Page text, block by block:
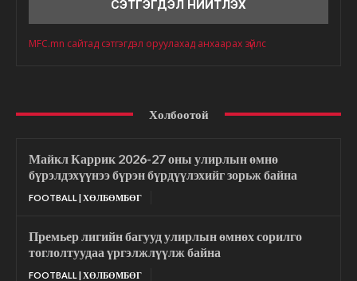
MFC.mn сайтад сэтгэгдэл оруулахад анхаарах зүйлс
Холбоотой
Майкл Каррик 2026-27 оны улирлын өмнө
бүрэлдэхүүнээ бүрэн бүрдүүлэхийг зорьж байна
FOOTBALL | ХӨЛБӨМБӨГ
Премьер лигийн багууд улирлын өмнөх сорилго
тоглолтуудаа үргэлжлүүлж байна
FOOTBALL | ХӨЛБӨМБӨГ